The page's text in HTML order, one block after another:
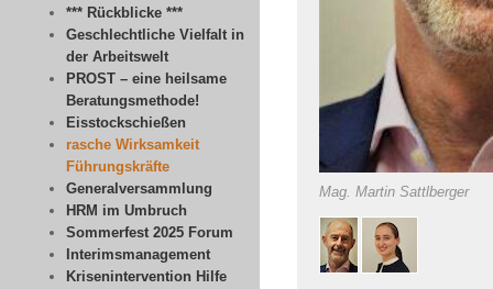
*** Rückblicke ***
Geschlechtliche Vielfalt in
der Arbeitswelt
PROST – eine heilsame
Beratungsmethode!
Eisstockschießen
rasche Wirksamkeit
Führungskräfte
Generalversammlung
HRM im Umbruch
Sommerfest 2025 Forum
Interimsmanagement
Krisenintervention Hilfe
Mag. Martin Sattlberger